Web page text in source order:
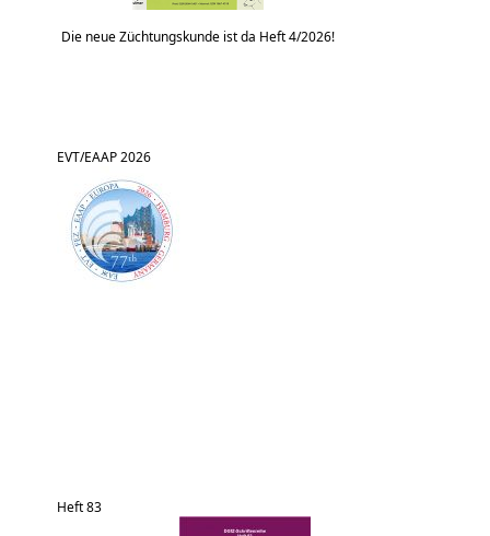
Die neue Züchtungskunde ist da Heft 4/2026!
EVT/EAAP 2026
Heft 83